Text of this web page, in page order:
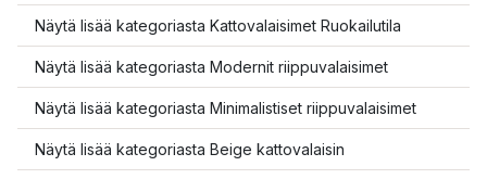
Näytä lisää kategoriasta Kattovalaisimet Ruokailutila
Näytä lisää kategoriasta Modernit riippuvalaisimet
Näytä lisää kategoriasta Minimalistiset riippuvalaisimet
Näytä lisää kategoriasta Beige kattovalaisin